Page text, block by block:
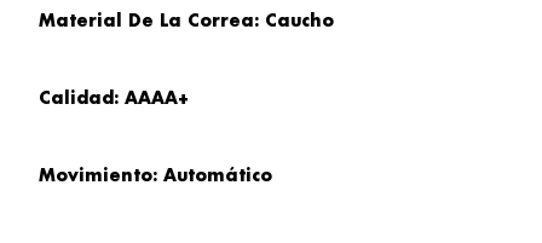
Material De La Correa: Caucho
Calidad: AAAA+
Movimiento: Automático